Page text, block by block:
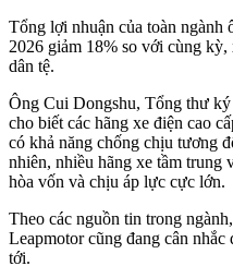
Tổng lợi nhuận của toàn ngành
2026 giảm 18% so với cùng
dân tệ.
Ông Cui Dongshu, Tổng thư
cho biết các hãng xe điện cao
có khả năng chống chịu tương
nhiên, nhiều hãng xe tầm trung
hòa vốn và chịu áp lực cực lớn.
Theo các nguồn tin trong
Leapmotor cũng đang cân
tới.